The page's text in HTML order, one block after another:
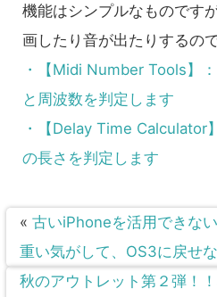
機能はシンプルなものです
画したり音が出たりするの
・【Midi Number Tools】
と周波数を判定します
・【Delay Time Calculator
の長さを判定します
« 古いiPhoneを活用できな
重い気がして、OS3に戻せ
秋のアウトレット第２弾！